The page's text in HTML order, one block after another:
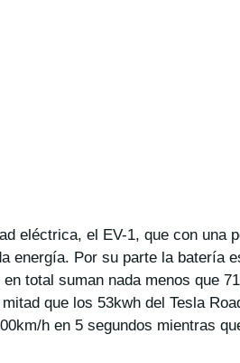
eléctrica, el EV-1, que con una
energía. Por su parte la batería
total suman nada menos que
que los 53kwh del Tesla
h en 5 segundos mientras